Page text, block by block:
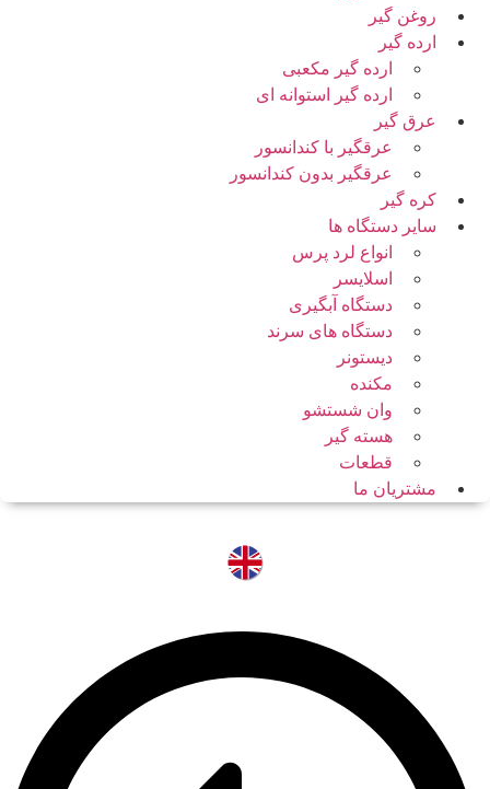
روغن گیر
ارده گیر
ارده گیر مکعبی
ارده گیر استوانه ای
عرق گیر
عرقگیر با کندانسور
عرقگیر بدون کندانسور
کره گیر
سایر دستگاه ها
انواع لرد پرس
اسلایسر
دستگاه آبگیری
دستگاه های سرند
دیستونر
مکنده
وان شستشو
هسته گیر
قطعات
مشتریان ما